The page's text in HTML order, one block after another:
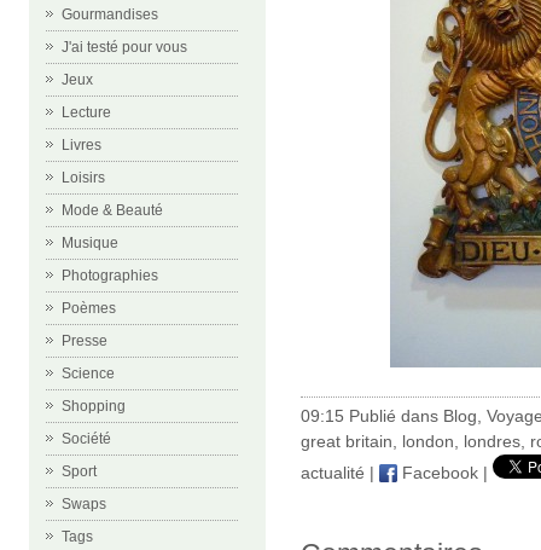
Gourmandises
J'ai testé pour vous
Jeux
Lecture
Livres
Loisirs
Mode & Beauté
Musique
Photographies
Poèmes
Presse
Science
Shopping
Société
Sport
Swaps
Tags
09:15 Publié dans Blog
great britain
london londres
actualité | Facebook |